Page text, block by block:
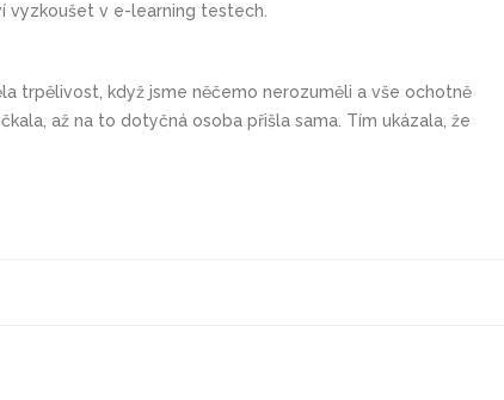
v e-learning testech.
trpělivost, když jsme něčemo nerozuměli a vše ochotně
až na to dotyčná osoba přišla sama. Tím ukázala, že